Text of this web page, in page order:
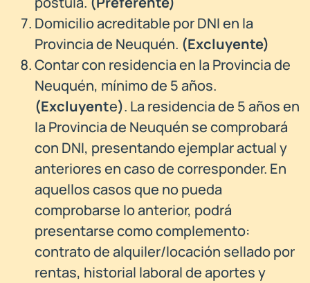
Domicilio acreditable por DNIen la
Provincia de Neuquén. (Excluyente)
Contar con residencia en la Provincia de
Neuquén, mínimo de 5 años.
(Excluyente). La residencia de 5 años en
la Provincia de Neuquén se comprobará
con DNI, presentando ejemplar actual y
anteriores en caso de corresponder. En
aquellos casos que no pueda
comprobarse lo anterior, podrá
presentarse como complemento:
contrato de alquiler/locación sellado por
rentas, historial laboral de aportes y